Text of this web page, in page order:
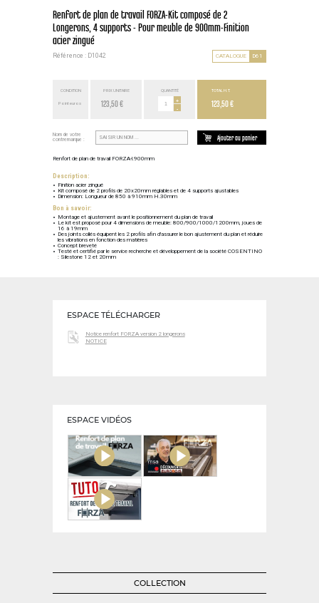
Renfort de plan de travail FORZA-Kit composé de 2
Longerons, 4 supports - Pour meuble de 900mm-Finition
acier zingué
Référence : D1042 CATALOGUE D61
CONDITION
Point euros
PRIX UNITAIRE
123,50 €
QUANTITÉ
+
-
TOTAL H.T.
123,50 €
Nom de votre
contremarque :
Ajouter au panier
Renfort de plan de travail FORZA-l.900mm
Description:
Finition acier zingué
Kit composé de 2 profils de 20x20mm réglables et de 4 supports ajustables
Dimension: Longueur de 850 à 910mm H.30mm
Bon à savoir:
Montage et ajustement avant le positionnement du plan de travail
Le kit est proposé pour 4 dimensions de meuble: 800/900/1000/1200mm, joues de
16 à 19mm
Des joints collés équipent les 2 profils afin d'assurer le bon ajustement du plan et réduire
les vibrations en fonction des matières
Concept breveté
Testé et certifié par le service recherche et développement de la société COSENTINO
: Silestone 12 et 20mm
ESPACE TÉLÉCHARGER
Notice renfort FORZA version 2 longerons
NOTICE
ESPACE VIDÉOS
COLLECTION